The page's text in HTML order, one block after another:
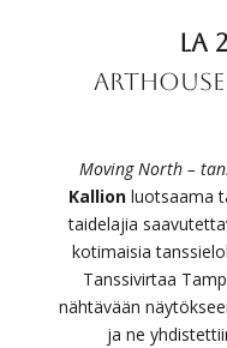
LA
Moving North –
Kallion luotsaama
taidelajia
kotimaisia
Tanssivirtaa
nähtävään
ja ne